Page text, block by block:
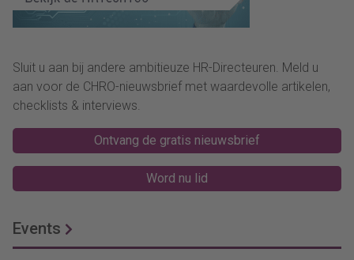
Sluit u aan bij andere ambitieuze HR-Directeuren. Meld u
aan voor de CHRO-nieuwsbrief met waardevolle artikelen,
checklists & interviews.
Ontvang de gratis nieuwsbrief
Word nu lid
Events